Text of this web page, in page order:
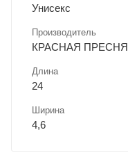
Унисекс
Производитель
КРАСНАЯ ПРЕСНЯ
Длина
24
Ширина
4,6